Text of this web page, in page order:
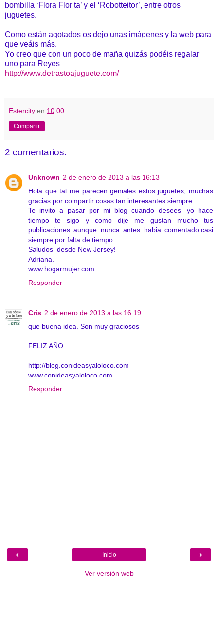
bombilla ‘Flora Florita’ y el ‘Robotteitor’, entre otros
juguetes.
Como están agotados os dejo unas imágenes y la web para
que veáis más.
Yo creo que con un poco de maña quizás podéis regalar
uno para Reyes
http://www.detrastoajuguete.com/
Estercity en 10:00
Compartir
2 comentarios:
Unknown 2 de enero de 2013 a las 16:13
Hola que tal me parecen geniales estos juguetes, muchas
gracias por compartir cosas tan interesantes siempre.
Te invito a pasar por mi blog cuando desees, yo hace
tiempo te sigo y como dije me gustan mucho tus
publicaciones aunque nunca antes habia comentado,casi
siempre por falta de tiempo.
Saludos, desde New Jersey!
Adriana.
www.hogarmujer.com
Responder
Cris 2 de enero de 2013 a las 16:19
que buena idea. Son muy graciosos
FELIZ AÑO
http://blog.conideasyaloloco.com
www.conideasyaloloco.com
Responder
‹ ›
Inicio
Ver versión web